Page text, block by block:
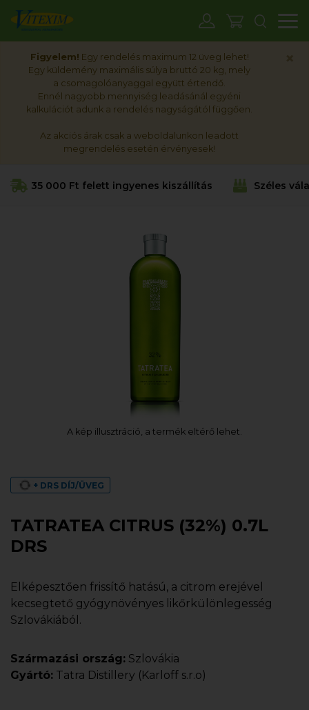
Figyelem! Egy rendelés maximum 12 üveg lehet!
Egy küldemény maximális súlya bruttó 20 kg, mely
a csomagolóanyaggal együtt értendő.
Ennél nagyobb mennyiség leadásánál egyéni
kalkulációt adunk a rendelés nagyságától függően.
Az akciós árak csak a weboldalunkon leadott
megrendelés esetén érvényesek!
35 000 Ft felett ingyenes kiszállítás Széles
A kép illusztráció, a termék eltérő lehet.
+ DRS DÍJ/ÜVEG
TATRATEA CITRUS (32%) 0.7L
DRS
Elképesztően frissítő hatású, a citrom erejével
kecsegtető gyógynövényes likőrkülönlegesség
Szlovákiából.
Származási ország: Szlovákia
Gyártó: Tatra Distillery (Karloff s.r.o)